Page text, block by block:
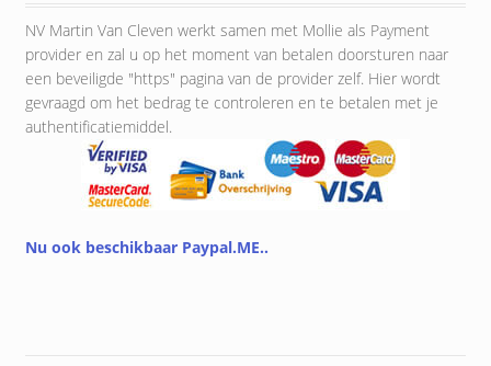
NV Martin Van Cleven werkt samen met Mollie als Payment
provider en zal u op het moment van betalen doorsturen naar
een beveiligde "https" pagina van de provider zelf. Hier wordt
gevraagd om het bedrag te controleren en te betalen met je
authentificatiemiddel.
Nu ook beschikbaar Paypal.ME..